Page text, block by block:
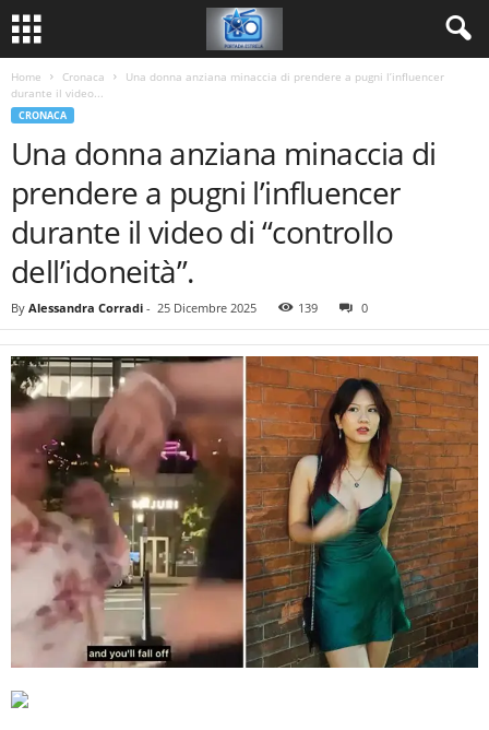
Home Cronaca
Una donna anziana minaccia di prendere a pugni l’influencer
durante il video...
CRONACA
Una donna anziana minaccia di
prendere a pugni l’influencer
durante il video di “controllo
dell’idoneità”.
By Alessandra Corradi - 25 Dicembre 2025 139 0